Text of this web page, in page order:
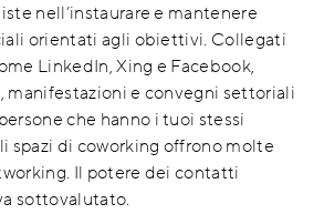
nell’instaurare e mantenere
orientati agli obiettivi. Collegati
LinkedIn, Xing e Facebook,
manifestazioni e convegni settoriali
che hanno i tuoi stessi
spazi di coworking offrono molte
Il potere dei contatti
sottovalutato.